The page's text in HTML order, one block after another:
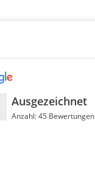
Ausgezeichnet
Anzahl: 45 Bewertungen